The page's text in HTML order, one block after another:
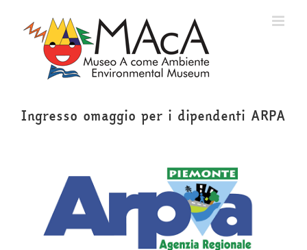
contenuto
Ingresso omaggio per i dipendenti ARPA